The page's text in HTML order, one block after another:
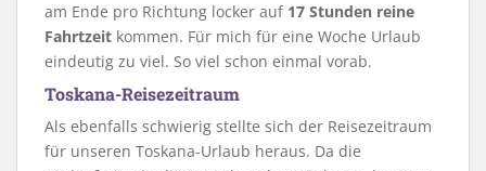
am Ende pro Richtung locker auf 17 Stunden reine
Fahrtzeit kommen. Für mich für eine Woche Urlaub
eindeutig zu viel. So viel schon einmal vorab.
Toskana-Reisezeitraum
Als ebenfalls schwierig stellte sich der Reisezeitraum
für unseren Toskana-Urlaub heraus. Da die